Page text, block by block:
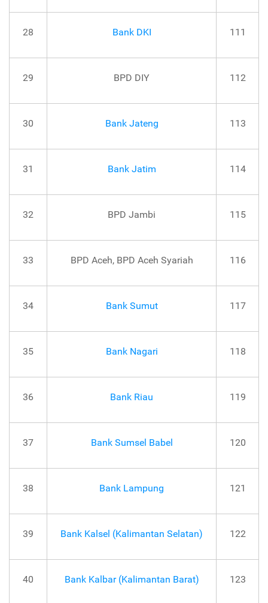
28 Bank DKI 111
29 BPD DIY 112
30 Bank Jateng 113
31 Bank Jatim 114
32 BPD Jambi 115
33 BPD Aceh, BPD Aceh Syariah 116
34 Bank Sumut 117
35 Bank Nagari 118
36 Bank Riau 119
37 Bank Sumsel Babel 120
38 Bank Lampung 121
39 Bank Kalsel (Kalimantan Selatan) 122
40 Bank Kalbar (Kalimantan Barat) 123